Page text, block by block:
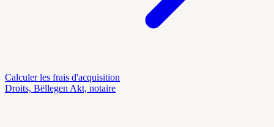
Calculer les frais d'acquisition
Droits, Bëllegen Akt, notaire